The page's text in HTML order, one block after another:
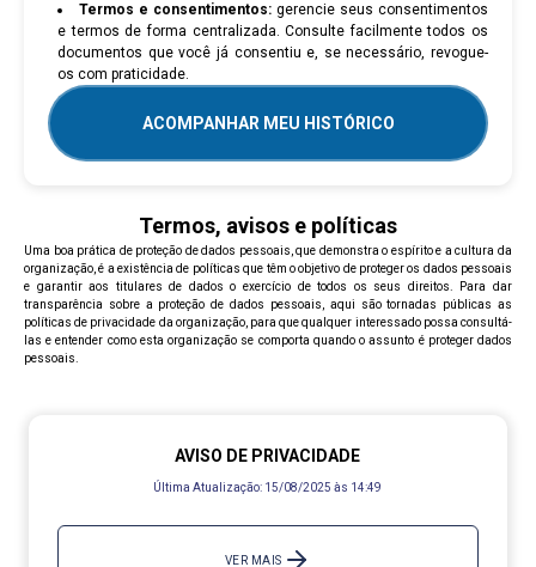
Termos e consentimentos: gerencie seus consentimentos
e termos de forma centralizada. Consulte facilmente todos os
documentos que você já consentiu e, se necessário, revogue-
os com praticidade.
ACOMPANHAR MEU HISTÓRICO
Termos, avisos e políticas
Uma boa prática de proteção de dados pessoais, que demonstra o espírito e a cultura da
organização, é a existência de políticas que têm o objetivo de proteger os dados pessoais
e garantir aos titulares de dados o exercício de todos os seus direitos. Para dar
transparência sobre a proteção de dados pessoais, aqui são tornadas públicas as
políticas de privacidade da organização, para que qualquer interessado possa consultá-
las e entender como esta organização se comporta quando o assunto é proteger dados
pessoais.
AVISO DE PRIVACIDADE
Última Atualização: 15/08/2025 às 14:49
VER MAIS